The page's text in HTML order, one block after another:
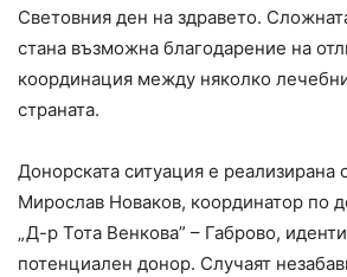
Световния ден на здравето.
стана възможна благодарение на
координация между няколко
страната.
Донорската ситуация е реализирана
Мирослав Новаков, координатор по
„Д-р Тота Венкова” – Габрово,
потенциален донор. Случаят